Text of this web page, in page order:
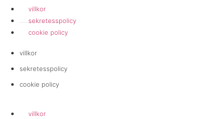
villkor
sekretesspolicy
cookie policy
villkor
sekretesspolicy
cookie policy
villkor